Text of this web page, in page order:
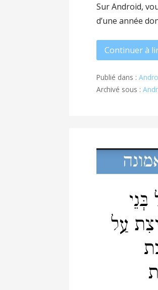
Sur Android,
d’une année
Continuer à
Publié dans :
Archivé sous :